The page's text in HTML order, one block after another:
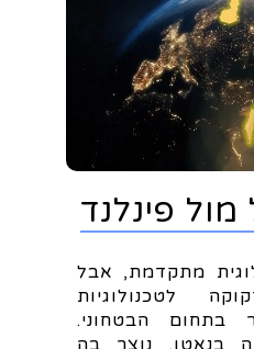
מול פינלנד
מתקדמת, אבל
לטכנולוגיות
בתחום הבטחוני.
בנאטו, נוצר בה